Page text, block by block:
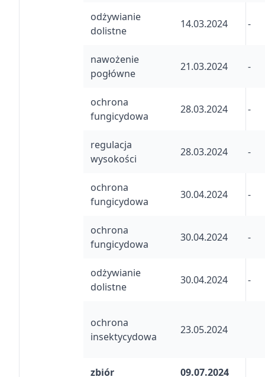
odżywianie
dolistne
14.03.2024 -
nawożenie
pogłówne
21.03.2024 -
ochrona
fungicydowa
28.03.2024 -
regulacja
wysokości
28.03.2024 -
ochrona
fungicydowa
30.04.2024 -
ochrona
fungicydowa
30.04.2024 -
odżywianie
dolistne
30.04.2024 -
ochrona
insektycydowa
23.05.2024
zbiór 09.07.2024